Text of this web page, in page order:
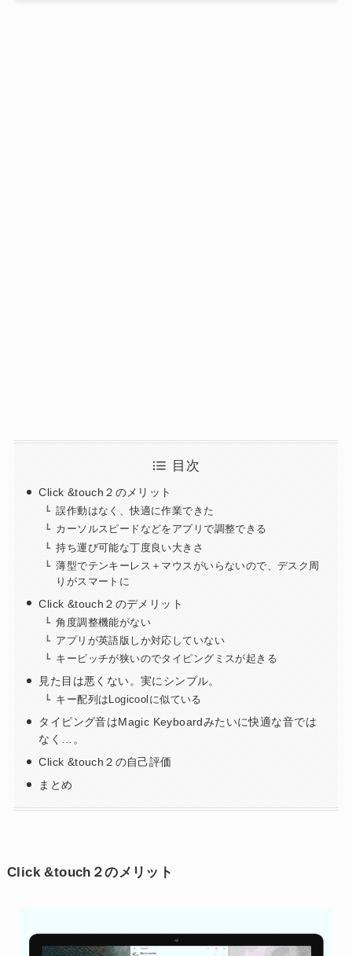
目次
Click &touch２のメリット
誤作動はなく、快適に作業できた
カーソルスピードなどをアプリで調整できる
持ち運び可能な丁度良い大きさ
薄型でテンキーレス＋マウスがいらないので、デスク周
りがスマートに
Click &touch２のデメリット
角度調整機能がない
アプリが英語版しか対応していない
キーピッチが狭いのでタイピングミスが起きる
見た目は悪くない。実にシンプル。
キー配列はLogicoolに似ている
タイピング音はMagic Keyboardみたいに快適な音では
なく…。
Click &touch２の自己評価
まとめ
Click &touch２のメリット